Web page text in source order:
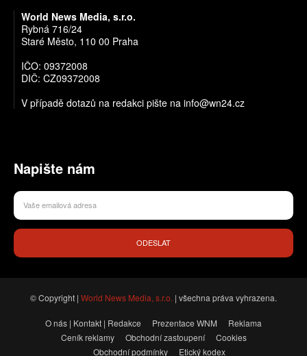
World News Media, s.r.o.
Rybná 716/24
Staré Město, 110 00 Praha
IČO: 09372008
DIČ: CZ09372008
V případě dotazů na redakci pište na info@wn24.cz
Napište nám
ODESLAT
© Copyright | World News Media, s.r.o. | všechna práva vyhrazena.
O nás | Kontakt | Redakce Prezentace WNM
Reklama
Ceník reklamy
Obchodní zastoupení
Cookies
Obchodní podmínky
Etický kodex